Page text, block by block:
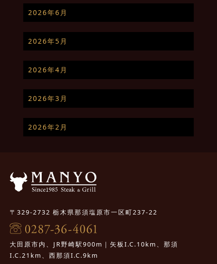
2026年6月
2026年5月
2026年4月
2026年3月
2026年2月
〒329-2732 栃木県那須塩原市一区町237-22
大田原市内、JR野崎駅900m｜矢板I.C.10km、那須
I.C.21km、西那須I.C.9km